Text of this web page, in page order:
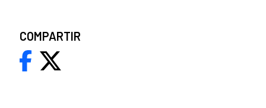
COMPARTIR